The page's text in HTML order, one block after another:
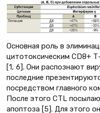
Основная роль в
цитотоксическим CD8+
[1, 6]. Они распознают
последние
посредством главного
После этого CTL
апоптоза [5]. Для этого